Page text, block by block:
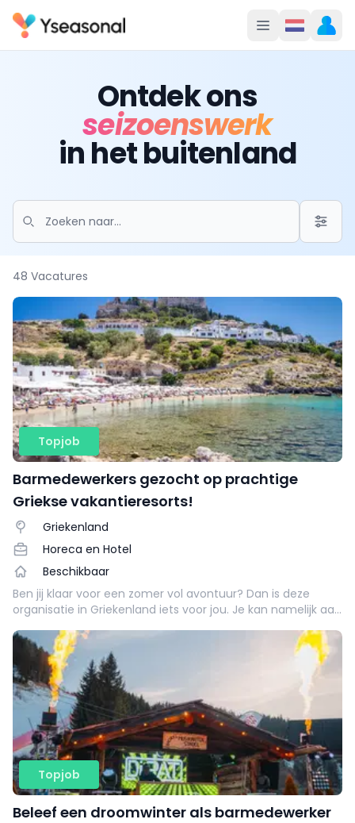
Ontdek ons
seizoenswerk
in het buitenland
48 Vacatures
Topjob
Barmedewerkers gezocht op prachtige
Griekse vakantieresorts!
Griekenland
Horeca en Hotel
Beschikbaar
Ben jij klaar voor een zomer vol avontuur? Dan is deze
organisatie in Griekenland iets voor jou. Je kan namelijk aan
vakantiebestemmingen!
Topjob
Beleef een droomwinter als barmedewerker